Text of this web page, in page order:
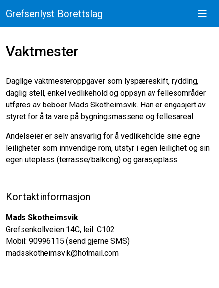
Grefsenlyst Borettslag
Vaktmester
Daglige vaktmesteroppgaver som lyspæreskift, rydding,
daglig stell, enkel vedlikehold og oppsyn av fellesområder
utføres av beboer Mads Skotheimsvik. Han er engasjert av
styret for å ta vare på bygningsmassene og fellesareal.
Andelseier er selv ansvarlig for å vedlikeholde sine egne
leiligheter som innvendige rom, utstyr i egen leilighet og sin
egen uteplass (terrasse/balkong) og garasjeplass.
Kontaktinformasjon
Mads Skotheimsvik
Grefsenkollveien 14C, leil. C102
Mobil: 90996115 (send gjerne SMS)
madsskotheimsvik@hotmail.com